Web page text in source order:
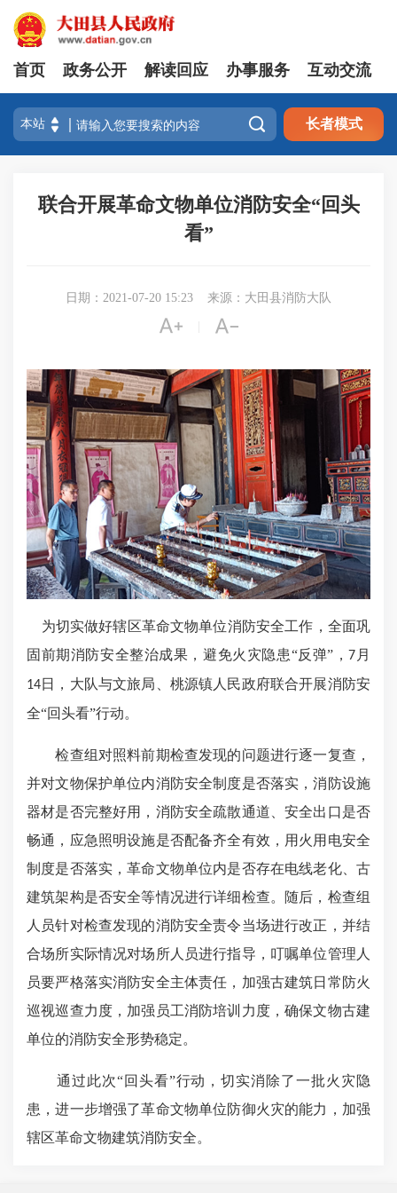
首页 政务公开 解读回应 办事服务 互动交流
 长者模式
联合开展革命文物单位消防安全“回头
看”
日期：2021-07-20 15:23 来源：大田县消防大队
 
为切实做好辖区革命文物单位消防安全工作，全面巩
固前期消防安全整治成果，避免火灾隐患“反弹”，7 月
14日，大队与文旅局、桃源镇人民政府联合开展消防安
全“回头看”行动。
检查组对照料前期检查发现的问题进行逐一复查，
并对文物保护单位内消防安全制度是否落实，消防设施
器材是否完整好用，消防安全疏散通道、安全出口是否
畅通，应急照明设施是否配备齐全有效，用火用电安全
制度是否落实，革命文物单位内是否存在电线老化、古
建筑架构是否安全等情况进行详细检查。随后，检查组
人员针对检查发现的消防安全责令当场进行改正，并结
合场所实际情况对场所人员进行指导，叮嘱单位管理人
员要严格落实消防安全主体责任，加强古建筑日常防火
巡视巡查力度，加强员工消防培训力度，确保文物古建
单位的消防安全形势稳定。
通过此次“回头看”行动，切实消除了一批火灾隐
患，进一步增强了革命文物单位防御火灾的能力，加强
辖区革命文物建筑消防安全。